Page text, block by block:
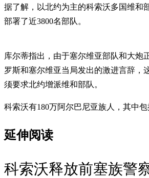
据了解，以北约为主的科索沃多国维和
部署了近3800名部队。
库尔蒂指出，由于塞尔维亚部队和大炮
罗斯和塞尔维亚当局发出的激进言辞，
须要求北约增派维和部队。
科索沃有180万阿尔巴尼亚族人，其中包
延伸阅读
科索沃释放前塞族警